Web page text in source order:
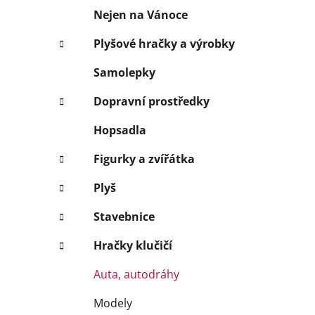
a
l
Nejen na Vánoce
Plyšové hračky a výrobky
Samolepky
Dopravní prostředky
Hopsadla
Figurky a zvířátka
Plyš
Stavebnice
Hračky klučičí
Auta, autodráhy
Modely